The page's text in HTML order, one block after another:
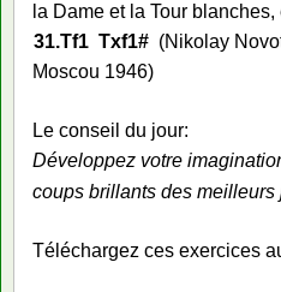
la Dame et la Tour blanches,
31.Tf1 Txf1# (Nikolay
Moscou 1946)
Le conseil du jour:
Développez votre
coups brillants des meilleurs
Téléchargez ces exercices